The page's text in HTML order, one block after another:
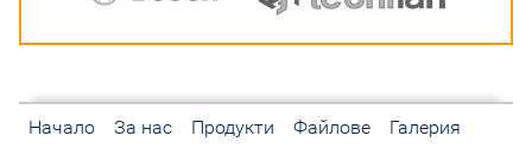
Начало За нас Продукти Файлове Галерия